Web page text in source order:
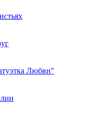
Любви"